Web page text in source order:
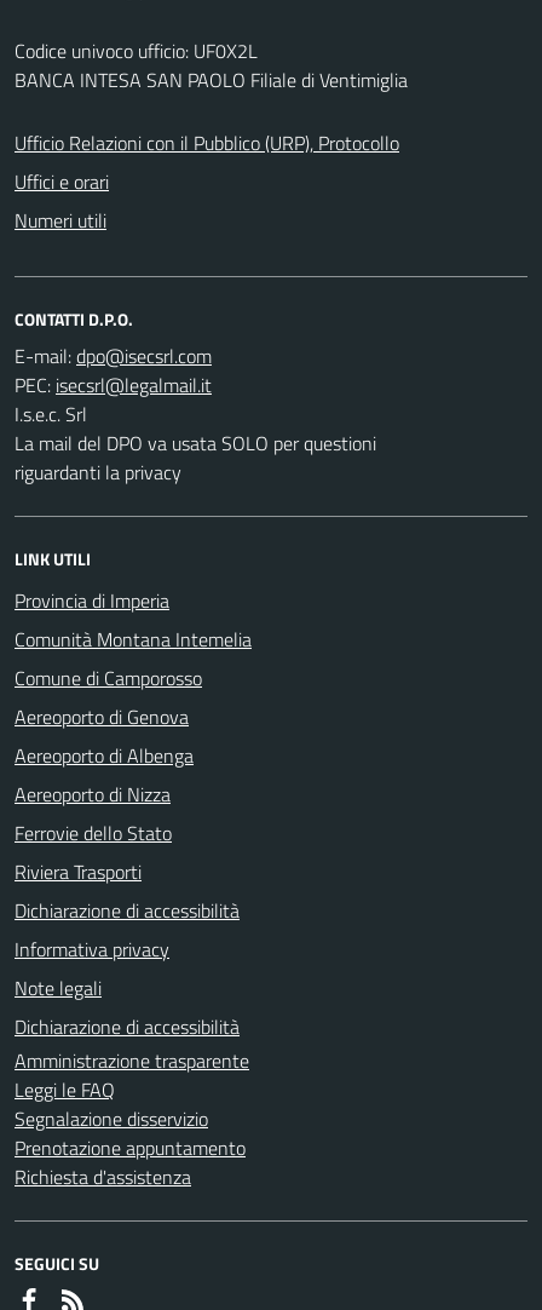
Codice univoco ufficio: UF0X2L
BANCA INTESA SAN PAOLO Filiale di Ventimiglia
Ufficio Relazioni con il Pubblico (URP), Protocollo
Uffici e orari
Numeri utili
CONTATTI D.P.O.
E-mail:
PEC:
I.s.e.c. Srl
La mail del DPO va usata SOLO per questioni
riguardanti la privacy
LINK UTILI
Provincia di Imperia
Comunità Montana Intemelia
Comune di Camporosso
Aereoporto di Genova
Aereoporto di Albenga
Aereoporto di Nizza
Ferrovie dello Stato
Riviera Trasporti
Dichiarazione di accessibilità
Informativa privacy
Note legali
Dichiarazione di accessibilità
Amministrazione trasparente
Leggi le FAQ
Segnalazione disservizio
Prenotazione appuntamento
Richiesta d'assistenza
SEGUICI SU